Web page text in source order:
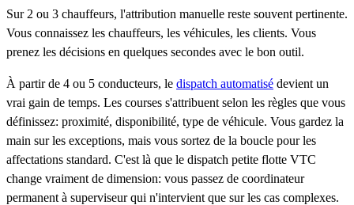
Sur 2 ou 3 chauffeurs, l'attribution manuelle reste souvent pertinente.
Vous connaissez les chauffeurs, les véhicules, les clients. Vous
prenez les décisions en quelques secondes avec le bon outil.
À partir de 4 ou 5 conducteurs, le dispatch automatisé devient un
vrai gain de temps. Les courses s'attribuent selon les règles que vous
définissez: proximité, disponibilité, type de véhicule. Vous gardez la
main sur les exceptions, mais vous sortez de la boucle pour les
affectations standard. C'est là que le dispatch petite flotte VTC
change vraiment de dimension: vous passez de coordinateur
permanent à superviseur qui n'intervient que sur les cas complexes.